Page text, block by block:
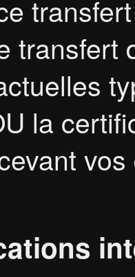
transfert
la